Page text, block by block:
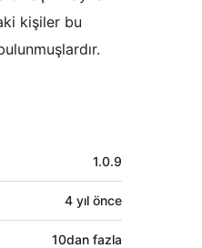
kişiler bu
1.0.9
4 yıl önce
10dan fazla